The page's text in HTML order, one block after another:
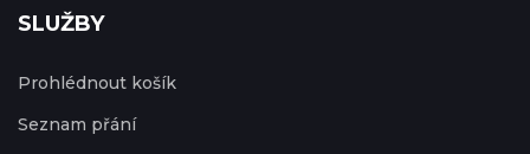
SLUŽBY
Prohlédnout košík
Seznam přání